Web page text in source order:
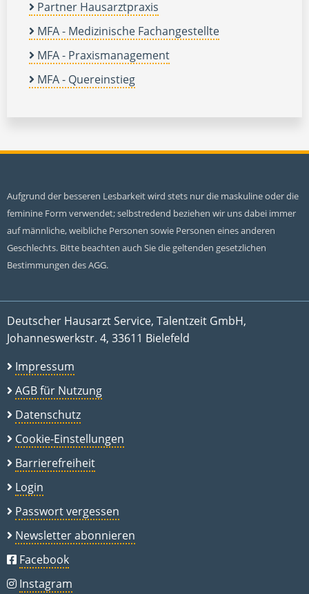
Partner Hausarztpraxis
MFA - Medizinische Fachangestellte
MFA - Praxismanagement
MFA - Quereinstieg
Aufgrund der besseren Lesbarkeit wird stets nur die maskuline oder die
feminine Form verwendet; selbstredend beziehen wir uns dabei immer
auf männliche, weibliche Personen sowie Personen eines anderen
Geschlechts. Bitte beachten auch Sie die geltenden gesetzlichen
Bestimmungen des AGG.
Deutscher Hausarzt Service, Talentzeit GmbH,
Johanneswerkstr. 4, 33611 Bielefeld
Impressum
AGB für Nutzung
Datenschutz
Cookie-Einstellungen
Barrierefreiheit
Login
Passwort vergessen
Newsletter abonnieren
Facebook
Instagram